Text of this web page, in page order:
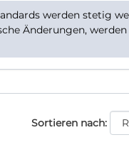
werden stetig
Änderungen,
Sortieren nach